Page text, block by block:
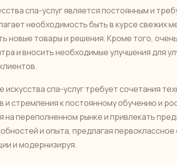
спа-услуг является постоянным и
необходимость быть в курсе свежих
новые товары и решения. Кроме того,
и вносить необходимые улучшения для
спа-услуг требует сочетания
и стремления к постоянному обучению и
на переполненном рынке и привлекать
и опыта, предлагая
и модернизируя.